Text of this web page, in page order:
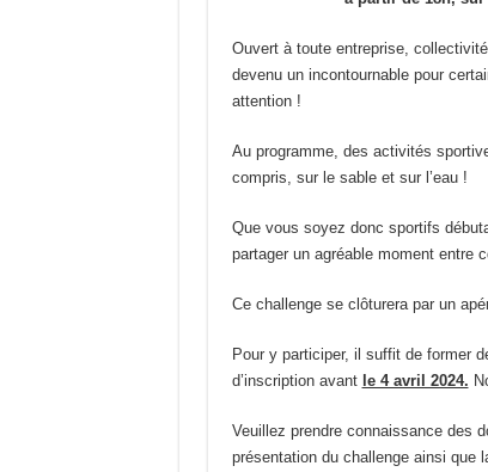
Ouvert à toute entreprise,
devenu un incontournable pour
attention !
Au programme, des activités
compris, sur le sable et sur l’eau !
Que vous soyez donc sportifs
partager un agréable moment entre
Ce challenge se clôturera par un
Pour y participer, il suffit de former
d’inscription avant le 4 avril 2024.
Veuillez prendre connaissance des
présentation du challenge ainsi que